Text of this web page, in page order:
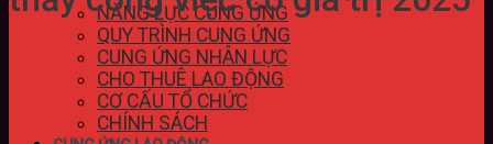
NĂNG LỰC CUNG ỨNG
QUY TRÌNH CUNG ỨNG
CUNG ỨNG NHÂN LỰC
CHO THUÊ LAO ĐỘNG
CƠ CẤU TỔ CHỨC
CHÍNH SÁCH